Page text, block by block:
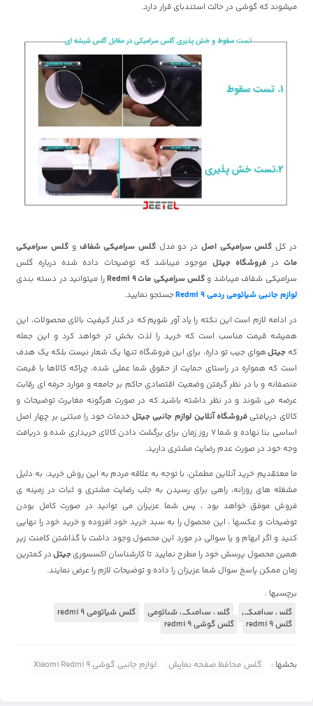
میشوند که گوشی در حالت استندبای قرار دارد.
در کل گلس سرامیکی اصل در دو مدلگلس سرامیکی شفاف و گلس سرامیکی
مات در فروشگاه جیتل موجود میباشد که توضیحات داده شده درباره گلس
سرامیکی شفاف میباشد و گلس سرامیکی مات Redmi 9
را میتوانید در دسته بندی
لوازم جانبی شیائومی ردمی Redmi 9
جستجو نمایید.
در ادامه لازم است این نکته را یاد آور شویم که در کنار کیفیت بالای محصولات، این
همیشه قیمت مناسب است که خرید را لذت بخش تر خواهد کرد و این جمله
که جیتلهوای جیب تو داره، برای این فروشگاه تنها یک شعار نیست بلکه یک هدف
است که همواره در راستای حمایت از حقوق شما عملی شده، چراکه کالاها با قیمت
منصفانه و با در نظر گرفتن وضعیت اقتصادی حاکم بر جامعه و موارد حرفه ای رقابت
عرضه می شوند و در نظر داشته باشید که در صورت هرگونه مغایرت توضیحات و
کالای دریافتی فروشگاه آنلاین لوازم جانبی جیتلخدمات خود را مبتنی بر چهار اصل
اساسی بنا نهاده و شما 7 روز زمان برای برگشت دادن کالای خریداری شده و دریافت
وجه خود در صورت عدم رضایت مشتری دارید.
ما معتقدیم خرید آنلاین مطمئن، با توجه به علاقه مردم به این روش خرید، به دلیل
مشغله های روزانه، راهی برای رسیدن به جلب رضایت مشتری و ثبات در زمینه ی
فروش موفق خواهد بود ، پس شما عزیزان می توانید در صورت کامل بودن
توضیحات و عکسها ، این محصول را به سبد خرید خود افزوده و خرید خود را نهایی
کنید و اگر ابهام و یا سوالی در مورد این محصول وجود داشت با گذاشتن کامنت زیر
همین محصول پرسش خود را مطرح نمایید تا کارشناسان اکسسوریجیتلدر کمترین
زمان ممکن پاسخ سوال شما عزیزان را داده و توضیحات لازم را عرض نمایند.
برچسبها :
گلس سرامیکی
گلس سرامیکی شیائومی
گلس شیائومی redmi 9
گلس redmi 9
گلس گوشی redmi 9
بخشها : گلس محافظ صفحه نمایش لوازم جانبی گوشی Xiaomi Redmi 9